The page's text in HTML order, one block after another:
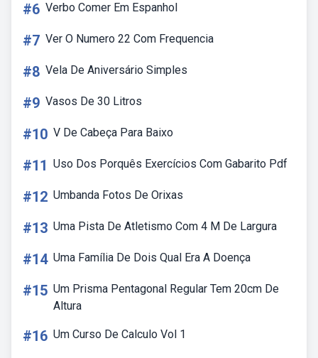
#6 Verbo Comer Em Espanhol
#7 Ver O Numero 22 Com Frequencia
#8 Vela De Aniversário Simples
#9 Vasos De 30 Litros
#10 V De Cabeça Para Baixo
#11 Uso Dos Porquês Exercícios Com Gabarito Pdf
#12 Umbanda Fotos De Orixas
#13 Uma Pista De Atletismo Com 4 M De Largura
#14 Uma Família De Dois Qual Era A Doença
#15 Um Prisma Pentagonal Regular Tem 20cm De
Altura
#16 Um Curso De Calculo Vol 1